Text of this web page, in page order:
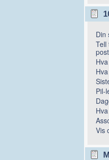
Din
Tell
Pil-
Vis